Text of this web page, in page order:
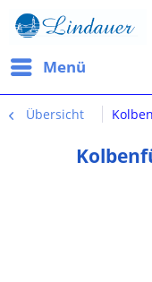
Menü
Übersicht